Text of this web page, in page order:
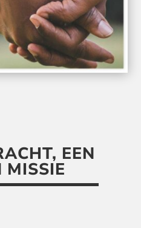
EEN
MISSIE